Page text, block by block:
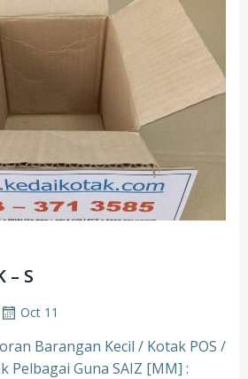
– S
Oct 11
Barangan Kecil / Kotak POS /
Pelbagai Guna SAIZ [MM] :